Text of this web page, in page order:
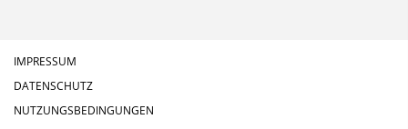
IMPRESSUM
DATENSCHUTZ
NUTZUNGSBEDINGUNGEN